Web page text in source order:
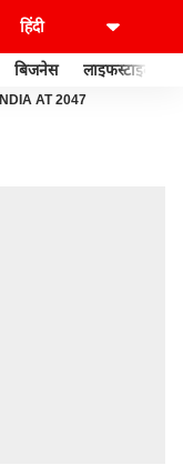
बिजनेस लाइफस्टाइल
INDIA AT 2047